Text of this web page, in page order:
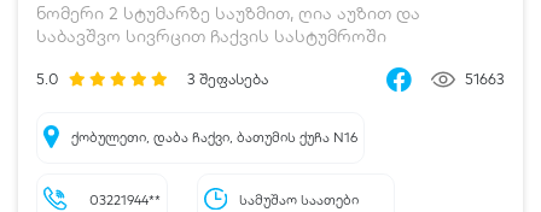
ნომერი 2 სტუმარზე საუზმით, ღია აუზით და
საბავშვო სივრცით ჩაქვის სასტუმროში
5.0 3 შეფასება 51663
ქობულეთი, დაბა ჩაქვი, ბათუმის ქუჩა N16
03221944** სამუშაო საათები